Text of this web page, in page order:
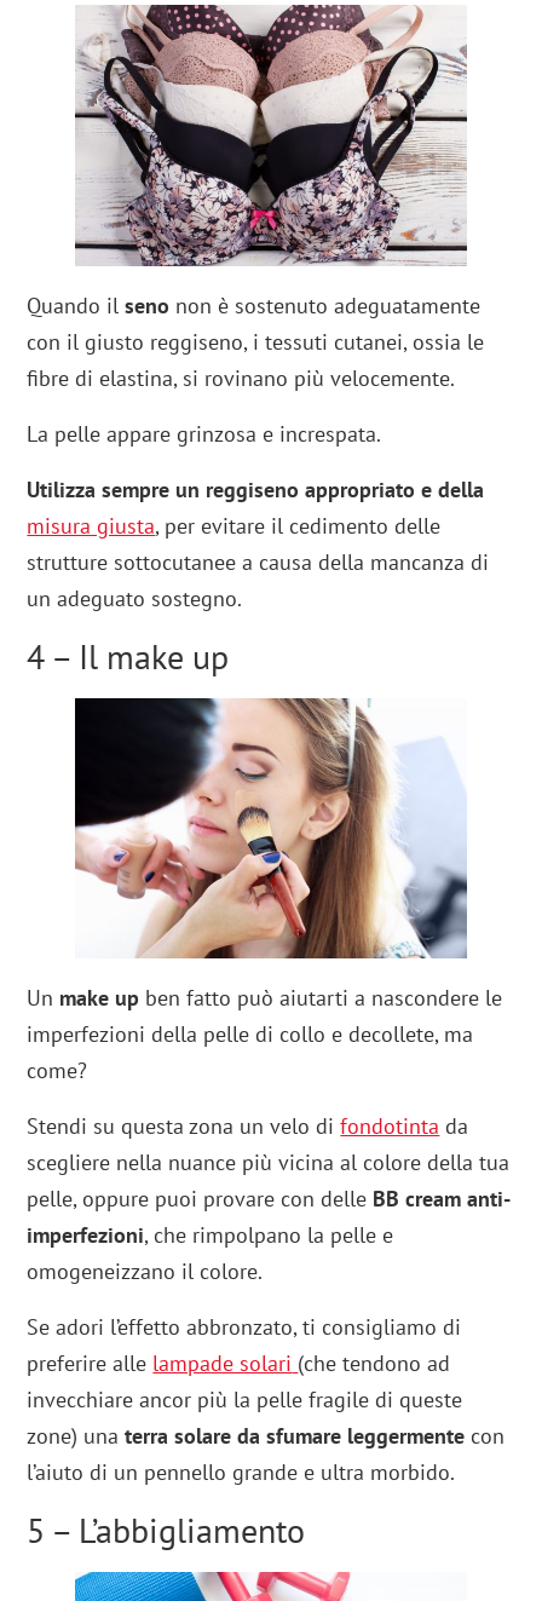
Quando ilseno non è sostenuto adeguatamente
con il giusto reggiseno, i tessuti cutanei, ossia le
fibre di elastina, si rovinano più velocemente.
La pelle appare grinzosa e increspata.
Utilizza sempre un reggiseno appropriato e della
misura giusta, per evitare il cedimento delle
strutture sottocutanee a causa della mancanza di
un adeguato sostegno.
4 – Il make up
Un make up ben fatto può aiutarti a nascondere le
imperfezioni della pelle di collo e decollete, ma
come?
Stendi su questa zona un velo difondotinta da
scegliere nella nuance più vicina al colore della tua
pelle, oppure puoi provare con delle BB cream anti-
imperfezioni, che rimpolpano la pelle e
omogeneizzano il colore.
Se adori l’effetto abbronzato, ti consigliamo di
preferire alle lampade solari (che tendono ad
invecchiare ancor più la pelle fragile di queste
zone) unaterra solare da sfumare leggermente con
l’aiuto di un pennello grande e ultra morbido.
5 – L’abbigliamento